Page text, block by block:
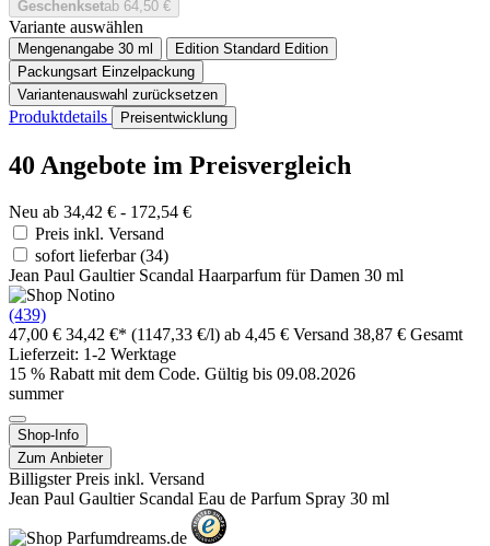
Geschenksetab 64,50 €
Variante auswählen
Mengenangabe 30 ml Edition Standard Edition
Packungsart Einzelpackung
Variantenauswahl zurücksetzen
Produktdetails Preisentwicklung
40 Angebote im Preisvergleich
Neu ab 34,42 € - 172,54 €
Preis inkl. Versand
sofort lieferbar(34)
Jean Paul Gaultier Scandal Haarparfum für Damen 30 ml
(439)
47,00 € 34,42 €* (1147,33 €/l) ab 4,45 € Versand 38,87 € Gesamt
Lieferzeit: 1-2 Werktage
15 % Rabatt mit dem Code. Gültig bis 09.08.2026
summer
Shop-Info
Zum Anbieter
Billigster Preis inkl. Versand
Jean Paul Gaultier Scandal Eau de Parfum Spray 30 ml